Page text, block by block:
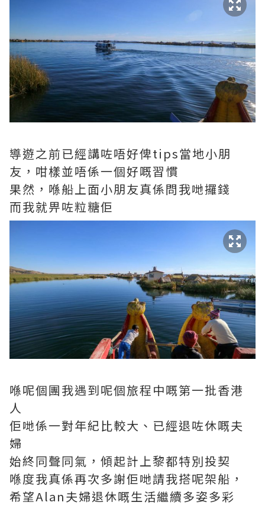
導遊之前已經講咗唔好俾tips當地小朋
友，咁樣並唔係一個好嘅習慣
果然，喺船上面小朋友真係問我哋攞錢
而我就畀咗粒糖佢
喺呢個團我遇到呢個旅程中嘅第一批香港
人
佢哋係一對年紀比較大、已經退咗休嘅夫
婦
始終同聲同氣，傾起計上黎都特別投契
喺度我真係再次多謝佢哋請我搭呢架船，
希望Alan夫婦退休嘅生活繼續多姿多彩